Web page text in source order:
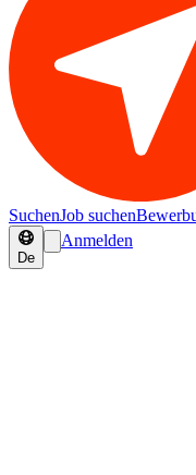
SuchenJob suchen
De
Anmelden